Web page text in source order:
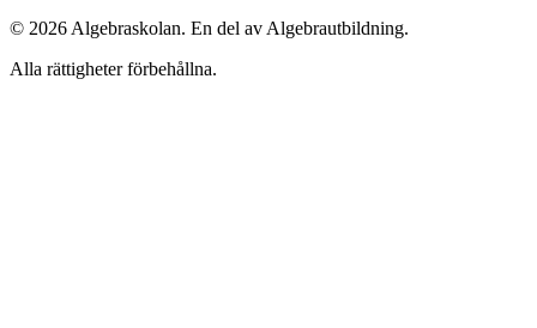
© 2026 Algebraskolan. En del av Algebrautbildning.
Alla rättigheter förbehållna.